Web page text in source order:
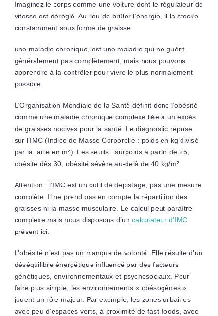
Imaginez le corps comme une voiture dont le régulateur de
vitesse est déréglé. Au lieu de brûler l’énergie, il la stocke
constamment sous forme de graisse.
une maladie chronique, est une maladie qui ne guérit
généralement pas complètement, mais nous pouvons
apprendre à la contrôler pour vivre le plus normalement
possible.
L’Organisation Mondiale de la Santé définit donc l’obésité
comme une maladie chronique complexe liée à un excès
de graisses nocives pour la santé. Le diagnostic repose
sur l’IMC (Indice de Masse Corporelle : poids en kg divisé
par la taille en m²). Les seuils : surpoids à partir de 25,
obésité dès 30, obésité sévère au-delà de 40 kg/m²
Attention : l’IMC est un outil de dépistage, pas une mesure
complète. Il ne prend pas en compte la répartition des
graisses ni la masse musculaire. Le calcul peut paraître
complexe mais nous disposons d’uncalculateur d’IMC
présent ici.
L’obésité n’est pas un manque de volonté. Elle résulte d’un
déséquilibre énergétique influencé par des facteurs
génétiques, environnementaux et psychosociaux. Pour
faire plus simple, les environnements « obésogènes »
jouent un rôle majeur. Par exemple, les zones urbaines
avec peu d’espaces verts, à proximité de fast-foods, avec